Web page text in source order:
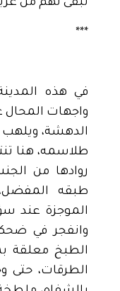
تبقى لهم من
***
في هذه
واجهات المحال
الدهشة، ويلهب
طلاسمه، هنا
روادها من
طبقه
الموجزة عند
وانفجر في
الطبخ معلقة
الطرقات، حتى